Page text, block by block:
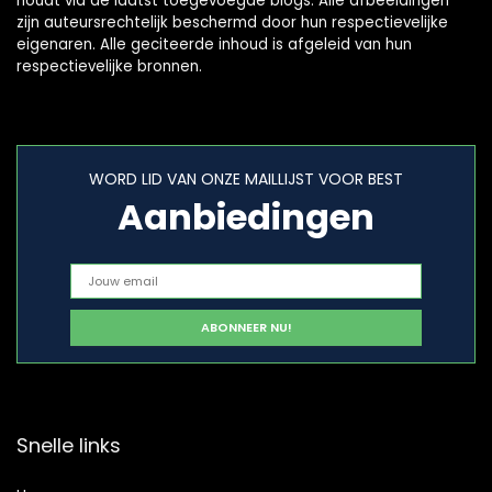
zijn auteursrechtelijk beschermd door hun respectievelijke
eigenaren. Alle geciteerde inhoud is afgeleid van hun
respectievelijke bronnen.
WORD LID VAN ONZE MAILLIJST VOOR BEST
Aanbiedingen
Snelle links